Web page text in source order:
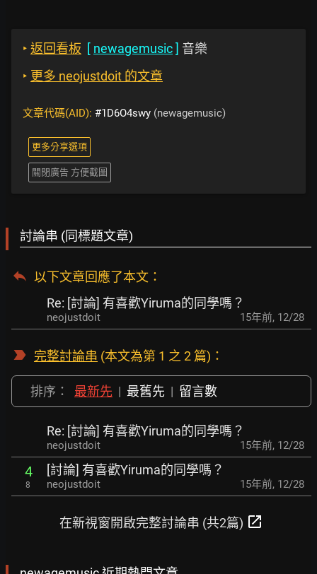
‣ 返回看板 [ newagemusic] 音樂
‣ 更多 neojustdoit 的文章
文章代碼(AID): #1D6O4swy (newagemusic)
更多分享選項
關閉廣告 方便截圖
討論串 (同標題文章)
以下文章回應了本文 ：
Re: [討論] 有喜歡Yiruma的同學嗎？
neojustdoit 15年前, 12/28
完整討論串 (本文為第 1 之 2 篇)：
排序： 最新先 | 最舊先 | 留言數
Re: [討論] 有喜歡Yiruma的同學嗎？
neojustdoit 15年前, 12/28
4
8
[討論] 有喜歡Yiruma的同學嗎？
neojustdoit 15年前, 12/28
在新視窗開啟完整討論串 (共2篇) open_in_new